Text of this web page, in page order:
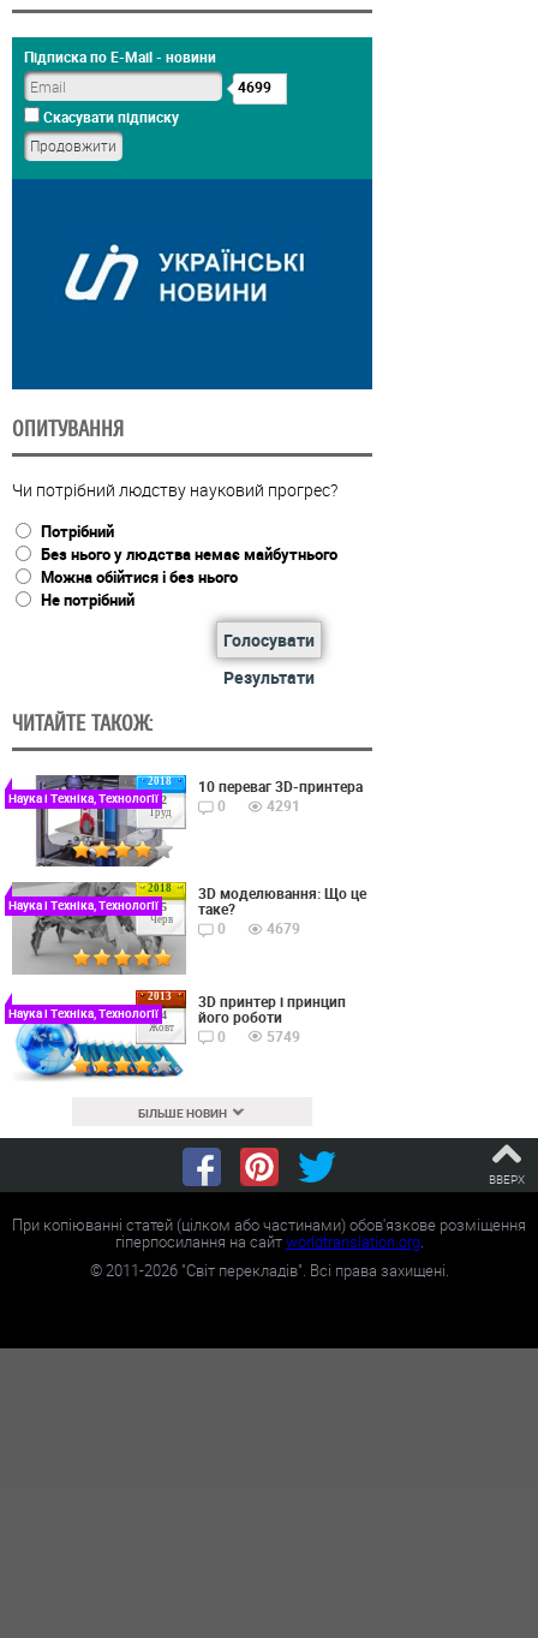
Підписка по E-Mail - новини
4699
Скасувати підписку
ОПИТУВАННЯ
Чи потрібний людству науковий прогрес?
Потрібний
Без нього у людства немає майбутнього
Можна обійтися і без нього
Не потрібний
Голосувати
Результати
ЧИТАЙТЕ ТАКОЖ:
2018
22
Груд
Наука і Техніка, Технології
10 переваг 3D-принтера
0
4291
2018
15
Черв
Наука і Техніка, Технології
3D моделювання: Що це
таке?
0
4679
2013
24
Жовт
Наука і Техніка, Технології
3D принтер і принцип
його роботи
0
5749
БІЛЬШЕ НОВИН
ВВЕРХ
При копіюванні статей (цілком або частинами) обов'язкове розміщення
гіперпосилання на сайтworldtranslation.org.
©2011-2026"Світ перекладів". Всі права захищені.